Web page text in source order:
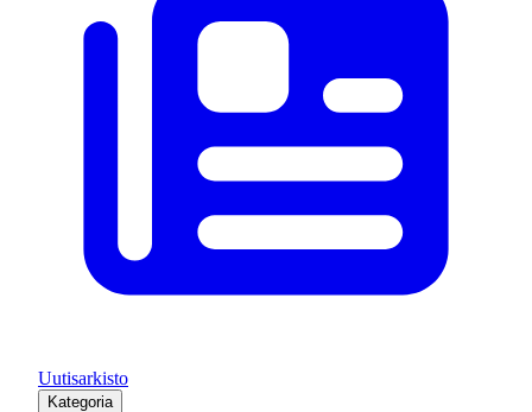
Uutisarkisto
Kategoria